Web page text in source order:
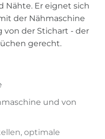
Nähte. Er eignet sich
der Nähmaschine
von der Stichart - der
gerecht.
und von
optimale